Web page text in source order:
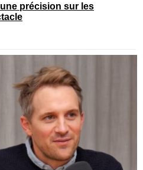
précision sur les